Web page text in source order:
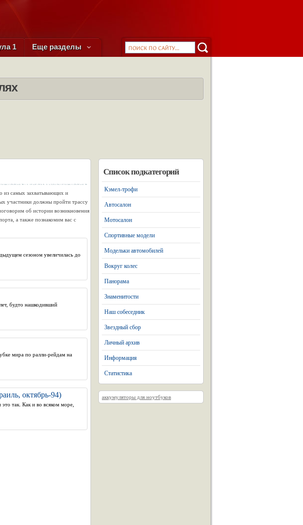
1 Еще разделы
из самых захватывающих и
участники должны пройти трассу
об истории возникновения
а также познакомим вас с
сезоном увеличилась до
будто нашкодивший
мира по ралли-рейдам на
октябрь-94)
так. Как и во всяком море,
Список подкатегорий
Кэмел-трофи
Автосалон
Мотосалон
Спортивные модели
Модельки автомобилей
Вокруг колес
Панорама
Знаменитости
Наш собеседник
Звездный сбор
Личный архив
Информация
Статистика
аккумуляторы для ноутбуков